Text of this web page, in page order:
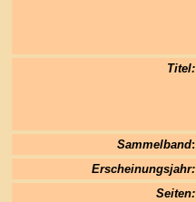
Titel:
Sammelband:
Erscheinungsjahr:
Seiten: